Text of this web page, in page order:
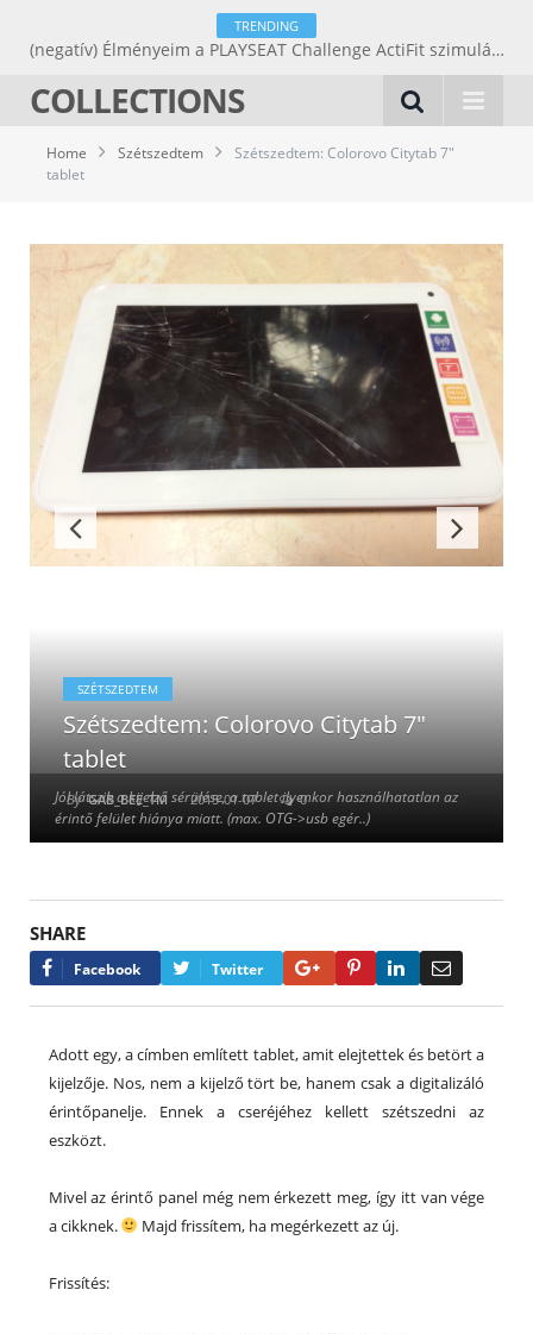
TRENDING
(negatív) Élményeim a PLAYSEAT Challenge ActiFit szimulátorüléssel.
COLLECTIONS
Home Szétszedtem
Szétszedtem: Colorovo Citytab 7″
tablet
Jól látszik a kijelző sérülése, a tablet ilyenkor használhatatlan az
érintő felület hiánya miatt. (max. OTG->usb egér..)
SZÉTSZEDTEM
Szétszedtem: Colorovo Citytab 7″
tablet
By GAB_BEE_TM 2015-01-07 0
SHARE
Facebook Twitter Google+PinterestLinkedIn
Adott egy, a címben említett tablet, amit elejtettek és betört a
kijelzője. Nos, nem a kijelző tört be, hanem csak a digitalizáló
érintőpanelje. Ennek a cseréjéhez kellett szétszedni az
eszközt.
Mivel az érintő panel még nem érkezett meg, így itt van vége
a cikknek.
Majd frissítem, ha megérkezett az új.
Frissítés: